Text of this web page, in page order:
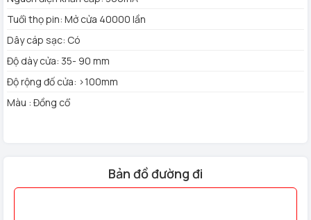
Màn hình: HD
Tuổi thọ pin: Mở cửa 40000 lần
Dây cáp sạc: Có
Độ dày cửa: 35- 90 mm
Độ rộng đố cửa: >100mm
Màu : Đồng cổ
Bản đồ đường đi